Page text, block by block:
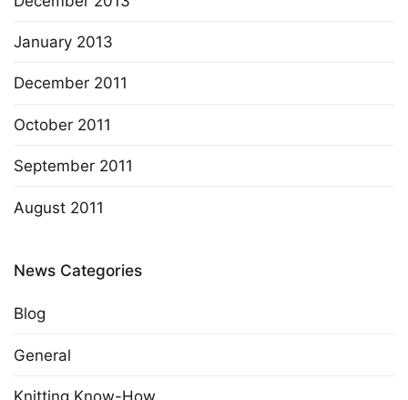
January 2013
December 2011
October 2011
September 2011
August 2011
News Categories
Blog
General